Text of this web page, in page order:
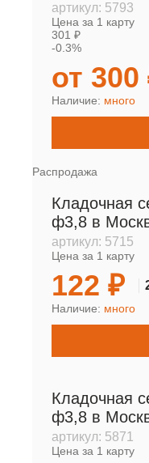
артикул: 5793
Цена за 1 карту
301 ₽
-0.3%
от 300
Наличие: много
Распродажа
Кладочная
ф3,8 в
артикул: 5715
Цена за 1 карту
122 ₽
Наличие: много
Кладочная
ф3,8 в
артикул: 5871
Цена за 1 карту